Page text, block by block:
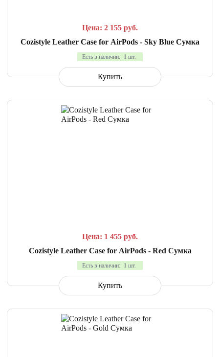
Цена: 2 155 руб.
Cozistyle Leather Case for AirPods - Sky Blue Сумка
Есть в наличии: 1 шт.
Купить
Цена: 1 455 руб.
Cozistyle Leather Case for AirPods - Red Сумка
Есть в наличии: 1 шт.
Купить